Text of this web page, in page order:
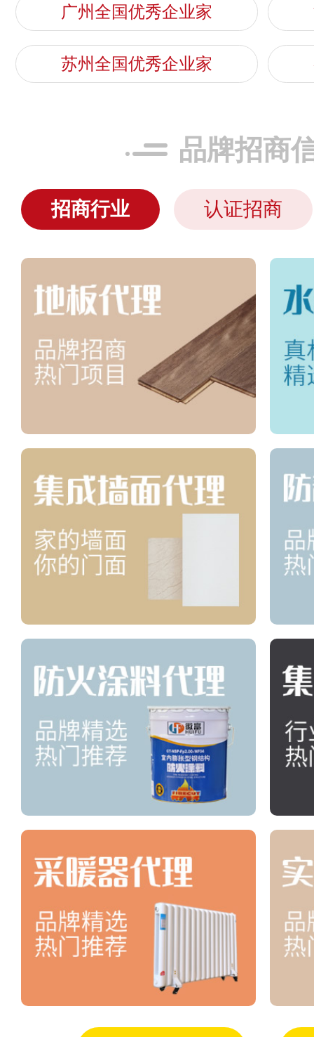
广州全国优秀企业家
苏州全国优秀企业家
品牌招商
招商行业 认证招商